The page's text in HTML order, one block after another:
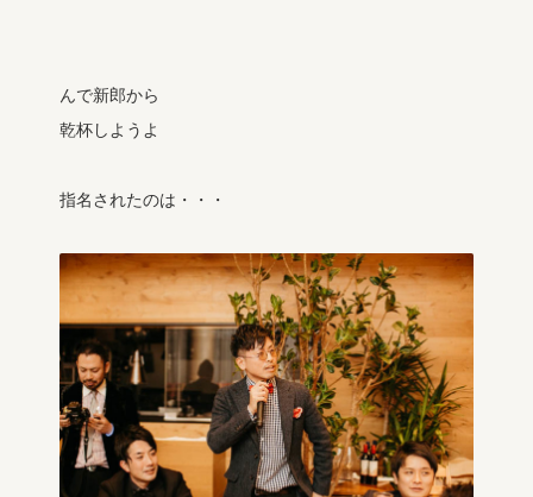
んで新郎から
乾杯しようよ
指名されたのは・・・